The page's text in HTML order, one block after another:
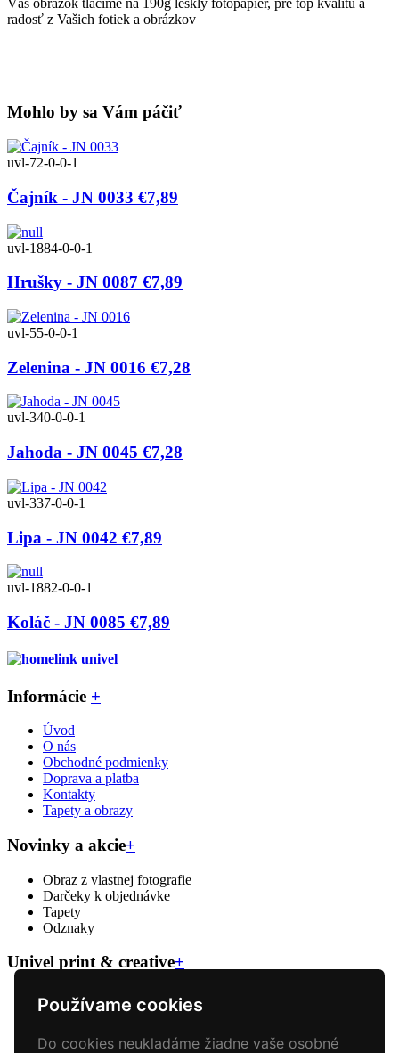
Používame cookies
Do cookies neukladáme žiadne vaše osobné
Váš obrázok tlačíme na 190g lesklý fotopapier, pre top kvalitu a
radosť z Vašich fotiek a obrázkov
Mohlo by sa Vám páčiť
uvl-72-0-0-1
Čajník - JN 0033 €7,89
uvl-1884-0-0-1
Hrušky - JN 0087 €7,89
uvl-55-0-0-1
Zelenina - JN 0016 €7,28
uvl-340-0-0-1
Jahoda - JN 0045 €7,28
uvl-337-0-0-1
Lipa - JN 0042 €7,89
uvl-1882-0-0-1
Koláč - JN 0085 €7,89
Informácie +
Úvod
O nás
Obchodné podmienky
Doprava a platba
Kontakty
Tapety a obrazy
Novinky a akcie+
Obraz z vlastnej fotografie
Darčeky k objednávke
Tapety
Odznaky
Univel print & creative+
Veľkoformátova tlač
Reklamný textil
Polepy áut